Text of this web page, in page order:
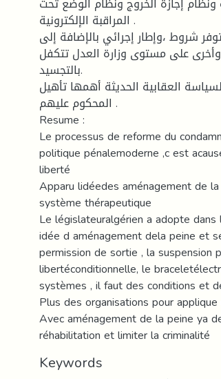
المراقبة الإلكترونية .
شروط ،وإطار إجرائي بالإضافة إلى
على مستوى وزارة العدل تتكفل
بالتجسيد.
العقابية الحديثة أهمها تأهيل
المحكوم عليهم .
Resume :
Le processus de reforme du
politique pénalemoderne ,c est
liberté
Apparu lidéedes aménagement de
système thérapeutique
Le législateuralgérien a adopte
idée d aménagement dela peine et
permission de sortie , la suspension
libertéconditionnelle, le
systèmes , il faut des conditions et
Plus des organisations pour
Avec aménagement de la peine ya
réhabilitation et limiter la criminalité
Keywords